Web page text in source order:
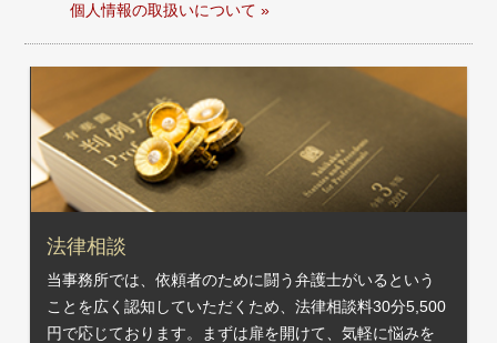
個人情報の取扱いについて »
法律相談
当事務所では、依頼者のために闘う弁護士がいるという
ことを広く認知していただくため、法律相談料30分5,500
円で応じております。まずは扉を開けて、気軽に悩みを